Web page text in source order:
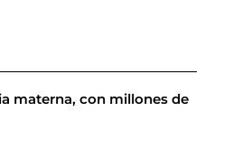
materna, con millones de